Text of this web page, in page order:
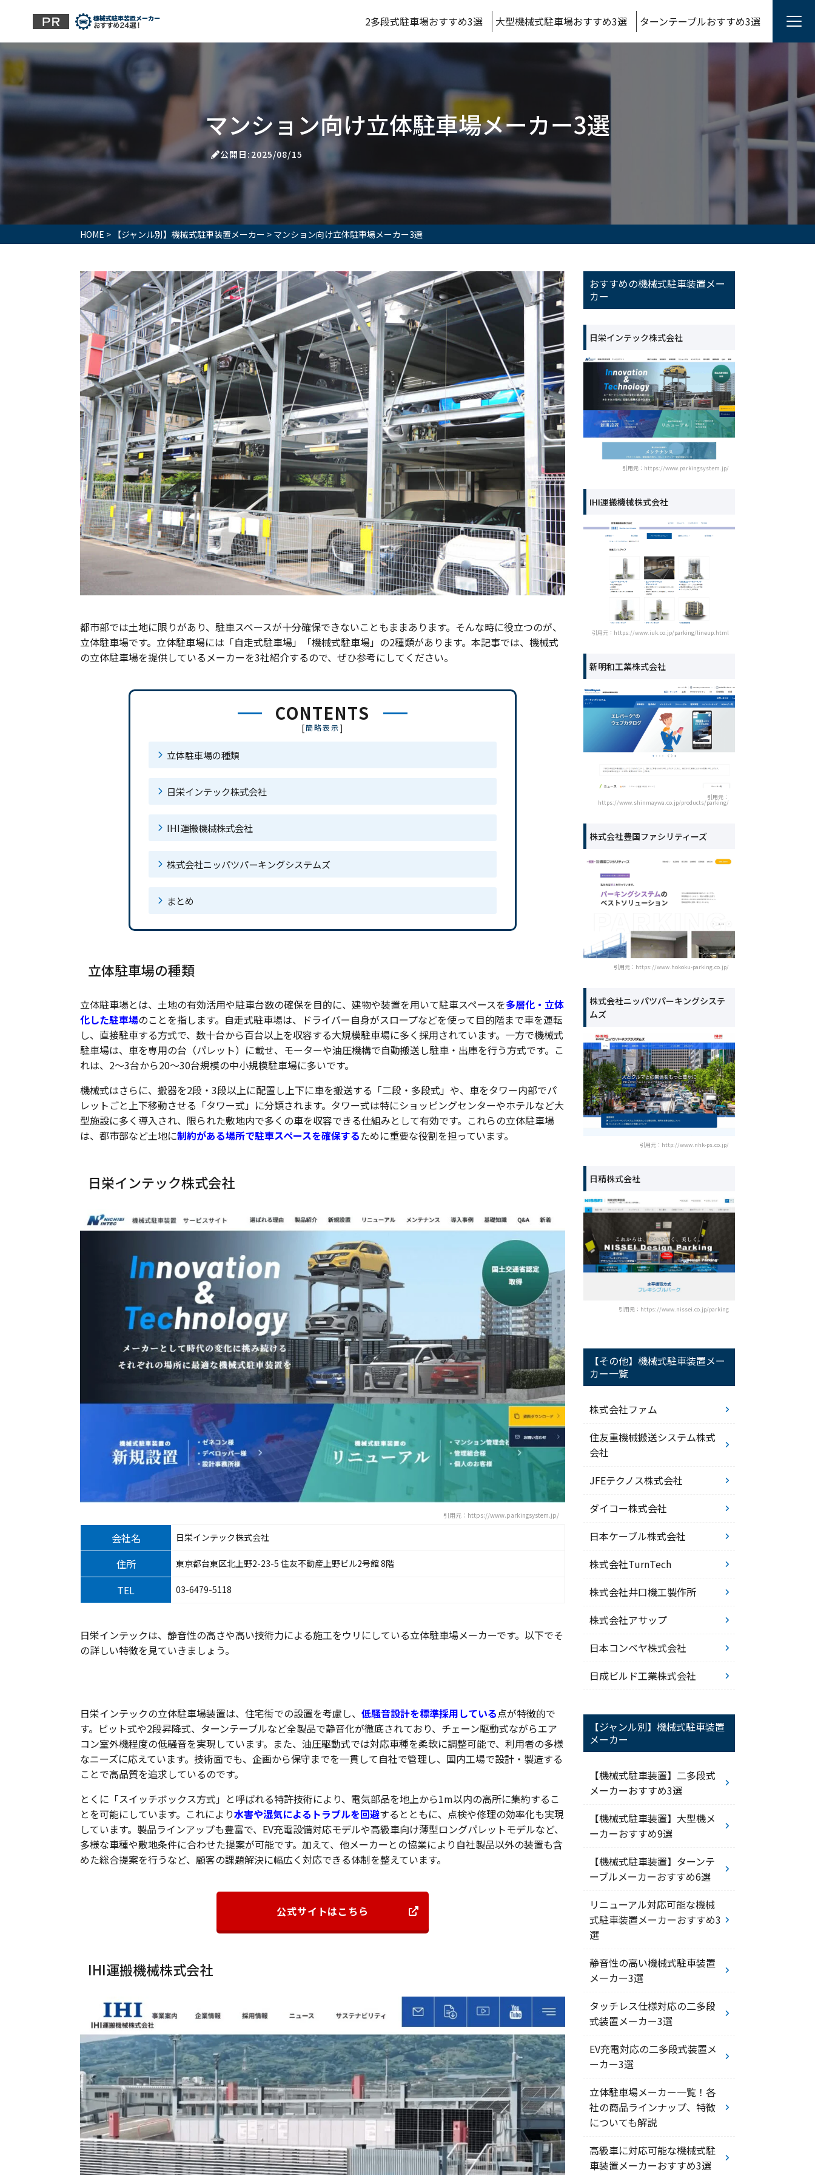
2多段式駐車場おすすめ3選 大型機械式駐車場おすすめ3選 ターンテーブルおすすめ3選
マンション向け立体駐車場メーカー3選
公開日:2025/08/15
HOME > 【ジャンル別】機械式駐車装置メーカー > マンション向け立体駐車場メーカー3選
都市部では土地に限りがあり、駐車スペースが十分確保できないこともままあります。そんな時に役立つのが、
立体駐車場です。立体駐車場には「自走式駐車場」「機械式駐車場」の2種類があります。本記事では、機械式
の立体駐車場を提供しているメーカーを3社紹介するので、ぜひ参考にしてください。
CONTENTS
[簡略表示]
立体駐車場の種類
日栄インテック株式会社
IHI運搬機械株式会社
株式会社ニッパツパーキングシステムズ
まとめ
立体駐車場の種類
立体駐車場とは、土地の有効活用や駐車台数の確保を目的に、建物や装置を用いて駐車スペースを多層化・立体
化した駐車場のことを指します。自走式駐車場は、ドライバー自身がスロープなどを使って目的階まで車を運転
し、直接駐車する方式で、数十台から百台以上を収容する大規模駐車場に多く採用されています。一方で機械式
駐車場は、車を専用の台（パレット）に載せ、モーターや油圧機構で自動搬送し駐車・出庫を行う方式です。こ
れは、2〜3台から20〜30台規模の中小規模駐車場に多いです。
機械式はさらに、搬器を2段・3段以上に配置し上下に車を搬送する「二段・多段式」や、車をタワー内部でパ
レットごと上下移動させる「タワー式」に分類されます。タワー式は特にショッピングセンターやホテルなど大
型施設に多く導入され、限られた敷地内で多くの車を収容できる仕組みとして有効です。これらの立体駐車場
は、都市部など土地に制約がある場所で駐車スペースを確保するために重要な役割を担っています。
日栄インテック株式会社
引用元：https://www.parkingsystem.jp/
会社名 日栄インテック株式会社
住所 東京都台東区北上野2-23-5 住友不動産上野ビル2号館 8階
TEL 03-6479-5118
日栄インテックは、静音性の高さや高い技術力による施工をウリにしている立体駐車場メーカーです。以下でそ
の詳しい特徴を見ていきましょう。
日栄インテックの立体駐車場装置は、住宅街での設置を考慮し、 低騒音設計を標準採用している点が特徴的で
す。ピット式や2段昇降式、ターンテーブルなど全製品で静音化が徹底されており、チェーン駆動式ながらエア
コン室外機程度の低騒音を実現しています。また、油圧駆動式では対応車種を柔軟に調整可能で、利用者の多様
なニーズに応えています。技術面でも、企画から保守までを一貫して自社で管理し、国内工場で設計・製造する
ことで高品質を追求しているのです。
とくに「スイッチボックス方式」と呼ばれる特許技術により、電気部品を地上から1m以内の高所に集約するこ
とを可能にしています。これにより水害や湿気によるトラブルを回避するとともに、点検や修理の効率化も実現
しています。製品ラインアップも豊富で、EV充電設備対応モデルや高級車向け薄型ロングパレットモデルなど、
多様な車種や敷地条件に合わせた提案が可能です。加えて、他メーカーとの協業により自社製品以外の装置も含
めた総合提案を行うなど、顧客の課題解決に幅広く対応できる体制を整えています。
公式サイトはこちら
IHI運搬機械株式会社
おすすめの機械式駐車装置メー
カー
日栄インテック株式会社
引用元：https://www.parkingsystem.jp/
IHI運搬機械株式会社
引用元：https://www.iuk.co.jp/parking/lineup.html
新明和工業株式会社
引用元：
https://www.shinmaywa.co.jp/products/parking/
株式会社豊国ファシリティーズ
引用元：https://www.hokoku-parking.co.jp/
株式会社ニッパツパーキングシステ
ムズ
引用元：http://www.nhk-ps.co.jp/
日精株式会社
引用元：https://www.nissei.co.jp/parking
【その他】機械式駐車装置メー
カー一覧
株式会社ファム
住友重機械搬送システム株式
会社
JFEテクノス株式会社
ダイコー株式会社
日本ケーブル株式会社
株式会社TurnTech
株式会社井口機工製作所
株式会社アサップ
日本コンベヤ株式会社
日成ビルド工業株式会社
【ジャンル別】機械式駐車装置
メーカー
【機械式駐車装置】二多段式
メーカーおすすめ3選
【機械式駐車装置】大型機メ
ーカーおすすめ9選
【機械式駐車装置】ターンテ
ーブルメーカーおすすめ6選
リニューアル対応可能な機械
式駐車装置メーカーおすすめ3
選
静音性の高い機械式駐車装置
メーカー3選
タッチレス仕様対応の二多段
式装置メーカー3選
EV充電対応の二多段式装置メ
ーカー3選
立体駐車場メーカー一覧！各
社の商品ラインナップ、特徴
についても解説
高級車に対応可能な機械式駐
車装置メーカーおすすめ3選